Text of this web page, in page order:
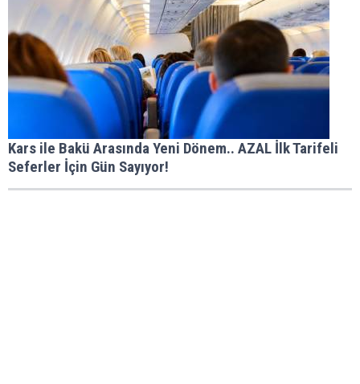
Kars ile Bakü Arasında Yeni Dönem.. AZAL İlk Tarifeli
Seferler İçin Gün Sayıyor!